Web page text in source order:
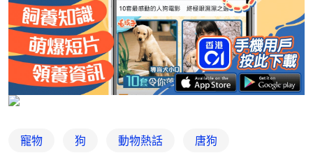
寵物 狗 動物熱話 唐狗